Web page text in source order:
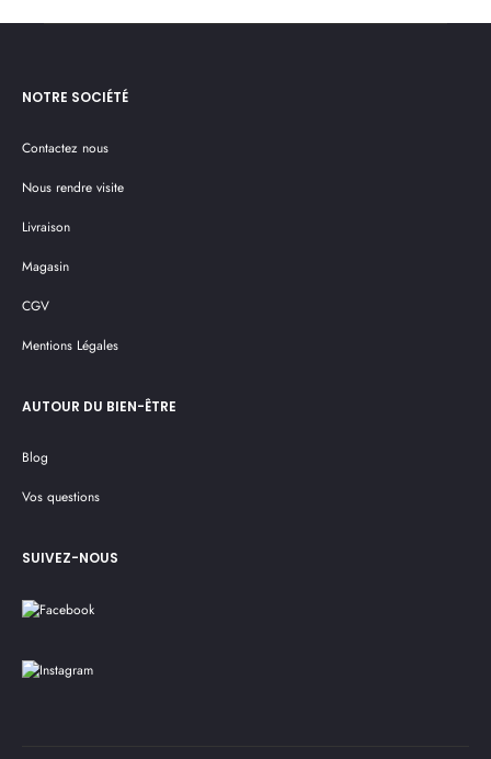
NOTRE SOCIÉTÉ
Contactez nous
Nous rendre visite
Livraison
Magasin
CGV
Mentions Légales
AUTOUR DU BIEN-ÊTRE
Blog
Vos questions
SUIVEZ-NOUS